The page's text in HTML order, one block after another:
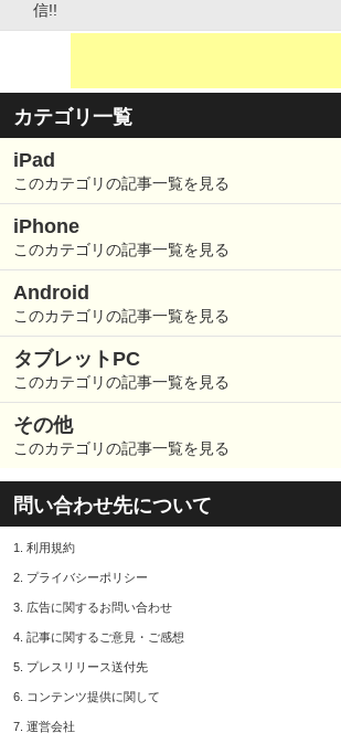
信!!
カテゴリ一覧
iPad
このカテゴリの記事一覧を見る
iPhone
このカテゴリの記事一覧を見る
Android
このカテゴリの記事一覧を見る
タブレットPC
このカテゴリの記事一覧を見る
その他
このカテゴリの記事一覧を見る
問い合わせ先について
1. 利用規約
2. プライバシーポリシー
3. 広告に関するお問い合わせ
4. 記事に関するご意見・ご感想
5. プレスリリース送付先
6. コンテンツ提供に関して
7. 運営会社